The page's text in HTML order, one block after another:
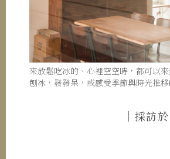
來放鬆吃冰的、心裡空空時，都可以
刨冰，發發呆，或感受季節與時光推移
｜採訪